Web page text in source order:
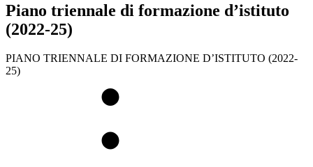
Piano triennale di formazione d’istituto
(2022-25)
PIANO TRIENNALE DI FORMAZIONE D’ISTITUTO (2022-
25)